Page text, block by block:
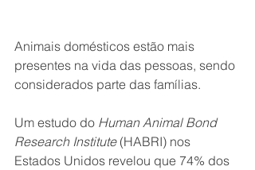
Animais domésticos estão mais
presentes na vida das pessoas, sendo
considerados parte das famílias.
Um estudo do Human Animal Bond
Research Institute (HABRI) nos
Estados Unidos revelou que 74% dos